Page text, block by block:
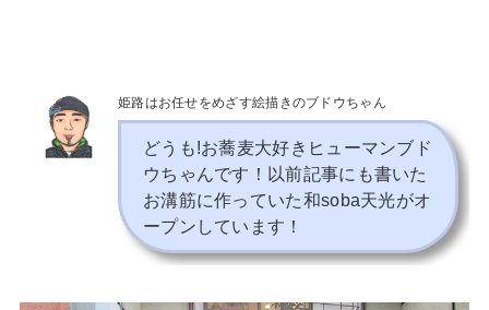
姫路はお任せをめざす絵描きのブドウちゃん
どうも!お蕎麦大好きヒューマンブド
ウちゃんです！以前記事にも書いた
お溝筋に作っていた和soba天光がオ
ープンしています！